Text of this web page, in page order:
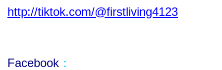
http://tiktok.com/@firstliving4123
Facebook ：